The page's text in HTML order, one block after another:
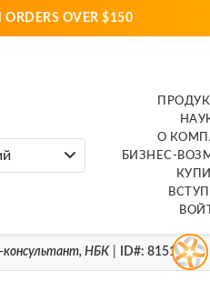
ORDERS OVER $150
О
БИЗНЕС-
консультант, НБК| ID#: 8151849